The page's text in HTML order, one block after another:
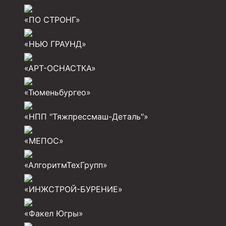
Разъединители резьбовые РР
Краны шаровые и пробковые
Муфты ступенчатого цементирования
Центраторы колонные
Герметизаторы устьевые
Башмаки колонные
«ПО СТРОНГ»
«НЬЮ ГРАУНД»
«АРТ-ОСНАСТКА»
«Тюменьбургео»
«НПП "Тяжпрессмаш-Деталь"»
«МЕПОС»
«АлгоритмТехГрупп»
«ИНЖСТРОЙ-БУРЕНИЕ»
«Факел Югры»